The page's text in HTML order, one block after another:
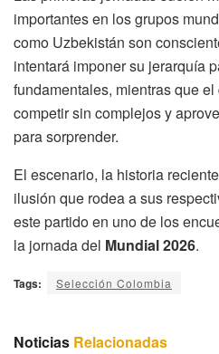
importantes en los grupos
como Uzbekistán son
intentará imponer su jerarquía
fundamentales, mientras que
competir sin complejos y
para sorprender.
El escenario, la historia
ilusión que rodea a sus
este partido en uno de los
la jornada del Mundial 2026.
Tags: Selección Colombia
Noticias Relacionadas